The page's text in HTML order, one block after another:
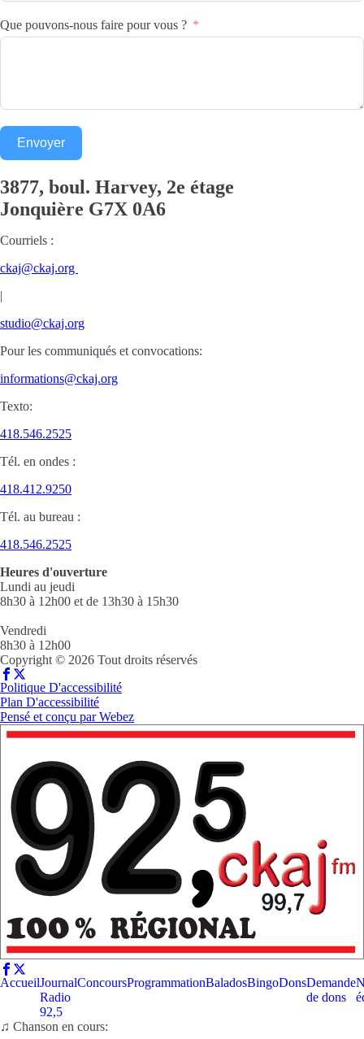
Que pouvons-nous faire pour vous ?
Envoyer
3877, boul. Harvey, 2e étage
Jonquière G7X 0A6
Courriels :
ckaj@ckaj.org
|
studio@ckaj.org
Pour les communiqués et convocations:
informations@ckaj.org
Texto:
418.546.2525
Tél. en ondes :
418.412.9250
Tél. au bureau :
418.546.2525
Heures d'ouverture
Lundi au jeudi
8h30 à 12h00 et de 13h30 à 15h30
Vendredi
8h30 à 12h00
Copyright © 2026 Tout droits réservés
Politique D'accessibilité
Plan D'accessibilité
Pensé et conçu parWebez
AccueilJournal
Radio
92,5
ConcoursProgrammationBaladosBingoDonsDemande
de dons
♫ Chanson en cours: